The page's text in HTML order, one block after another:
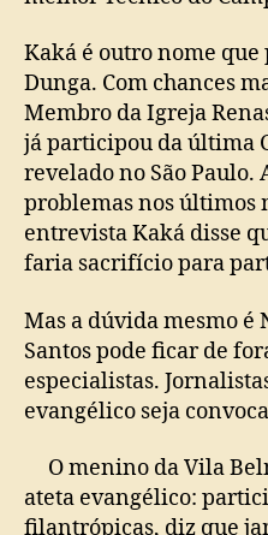
Kaká é outro nome que
Dunga. Com chances
Membro da Igreja
já participou da última
revelado no São Paulo.
problemas nos últimos
entrevista Kaká disse
faria sacrifício para
Mas a dúvida mesmo é
Santos pode ficar de
especialistas.
evangélico seja
O menino da Vila
ateta evangélico:
filantrópicas, diz que